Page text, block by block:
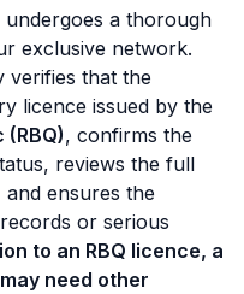
a thorough
exclusive network.
that the
licence issued by the
, confirms the
reviews the full
ensures the
or serious
to an RBQ licence, a
need other